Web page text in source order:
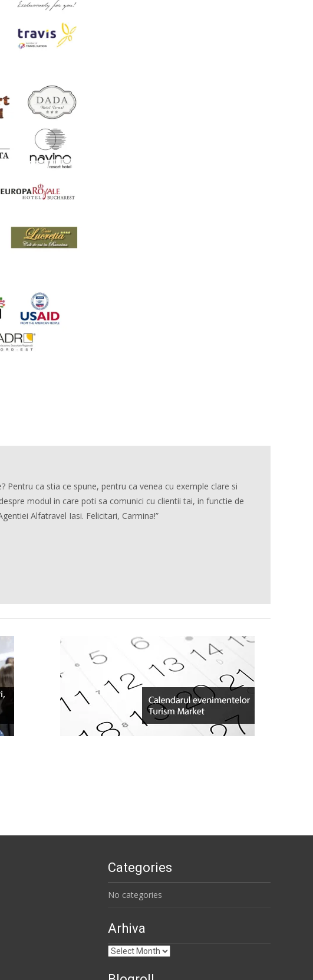
ca stia ce spune, pentru ca venea cu exemple clare si
modul in care poti sa comunici cu clientii tai, in functie de
Alfatravel Iasi. Felicitari, Carmina!”
Categories
No categories
Arhiva
Arhiva